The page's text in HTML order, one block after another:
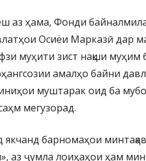
аз ҳама, Фонди
Осиёи Марказӣ дар
муҳити зист нақши муҳим
амалҳо байни
муштарак оид ба
мегузорад.
барномаҳои
аз ҷумла лоиҳаҳои ҳам